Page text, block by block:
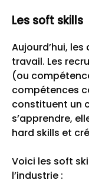
Les soft skills
Aujourd’hui,
travail. Les
(ou
compétences
constituent un
s’apprendre,
hard skills et
Voici les soft
l’industrie :